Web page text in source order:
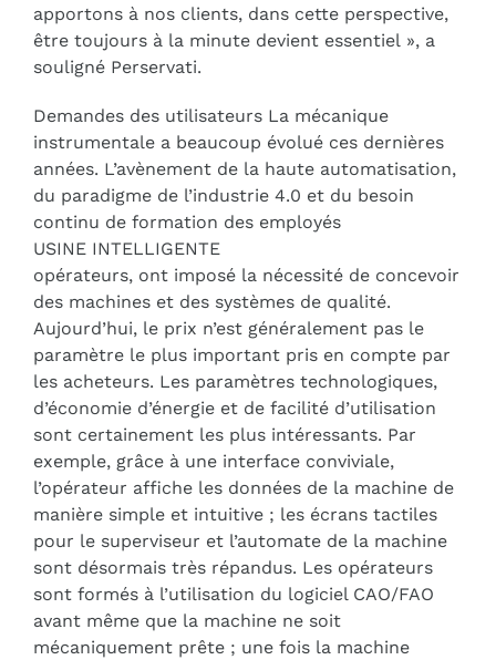
apportons à nos clients, dans cette perspective,
être toujours à la minute devient essentiel », a
souligné Perservati.
Demandes des utilisateurs La mécanique
instrumentale a beaucoup évolué ces dernières
années. L’avènement de la haute automatisation,
du paradigme de l’industrie 4.0 et du besoin
continu de formation des employés
USINE INTELLIGENTE
opérateurs, ont imposé la nécessité de concevoir
des machines et des systèmes de qualité.
Aujourd’hui, le prix n’est généralement pas le
paramètre le plus important pris en compte par
les acheteurs. Les paramètres technologiques,
d’économie d’énergie et de facilité d’utilisation
sont certainement les plus intéressants. Par
exemple, grâce à une interface conviviale,
l’opérateur affiche les données de la machine de
manière simple et intuitive ; les écrans tactiles
pour le superviseur et l’automate de la machine
sont désormais très répandus. Les opérateurs
sont formés à l’utilisation du logiciel CAO/FAO
avant même que la machine ne soit
mécaniquement prête ; une fois la machine